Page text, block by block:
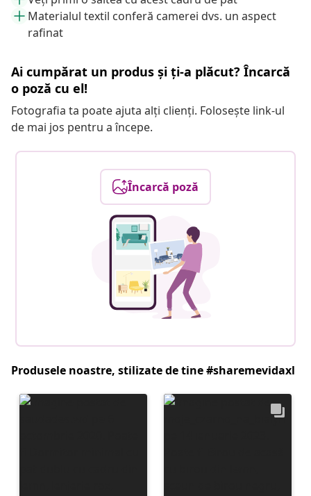
Materialul textil conferă camerei dvs. un aspect
rafinat
Ai cumpărat un produs și ți-a plăcut? Încarcă
o poză cu el!
Fotografia ta poate ajuta alți clienți. Folosește link-ul
de mai jos pentru a începe.
Încarcă poză
Produsele noastre, stilizate de tine #sharemevidaxl